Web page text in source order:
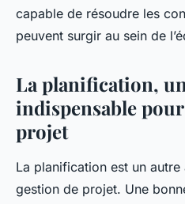
capable de résoudre les
peuvent surgir au sein de
La planification,
indispensable
projet
La planification est un
gestion de projet. Une